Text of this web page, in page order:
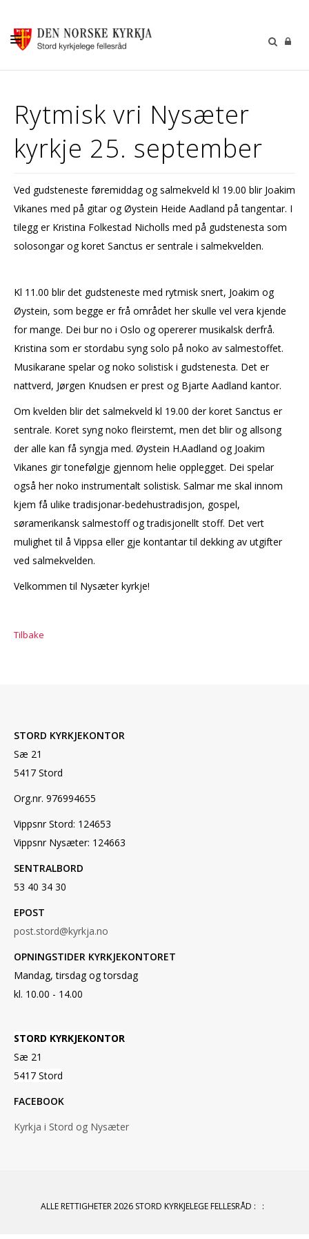
GUDSTENESTER
DÅP VIGSEL GRAVFERD
BARN OG UNGDOM
SOKNERÅDA
INFORMASJON
KONTAKT OSS
Rytmisk vri Nysæter
kyrkje 25. september
Ved gudsteneste føremiddag og salmekveld kl 19.00 blir Joakim
Vikanes med på gitar og Øystein Heide Aadland på tangentar. I
tilegg er Kristina Folkestad Nicholls med på gudstenesta som
solosongar og koret Sanctus er sentrale i salmekvelden.
Kl 11.00 blir det gudsteneste med rytmisk snert, Joakim og
Øystein, som begge er frå området her skulle vel vera kjende
for mange. Dei bur no i Oslo og opererer musikalsk derfrå.
Kristina som er stordabu syng solo på noko av salmestoffet.
Musikarane spelar og noko solistisk i gudstenesta. Det er
nattverd, Jørgen Knudsen er prest og Bjarte Aadland kantor.
Om kvelden blir det salmekveld kl 19.00 der koret Sanctus er
sentrale. Koret syng noko fleirstemt, men det blir og allsong
der alle kan få syngja med. Øystein H.Aadland og Joakim
Vikanes gir tonefølgje gjennom helie opplegget. Dei spelar
også her noko instrumentalt solistisk. Salmar me skal innom
kjem få ulike tradisjonar-bedehustradisjon, gospel,
søramerikansk salmestoff og tradisjonellt stoff. Det vert
mulighet til å Vippsa eller gje kontantar til dekking av utgifter
ved salmekvelden.
Velkommen til Nysæter kyrkje!
Tilbake
STORD KYRKJEKONTOR
Sæ 21
5417 Stord
Org.nr. 976994655
Vippsnr Stord: 124653
Vippsnr Nysæter: 124663
SENTRALBORD
53 40 34 30
EPOST
post.stord@kyrkja.no
OPNINGSTIDER KYRKJEKONTORET
Mandag, tirsdag og torsdag
kl. 10.00 - 14.00
STORD KYRKJEKONTOR
Sæ 21
5417 Stord
FACEBOOK
Kyrkja i Stord og Nysæter
ALLE RETTIGHETER 2026 STORD KYRKJELEGE FELLESRÅD : :